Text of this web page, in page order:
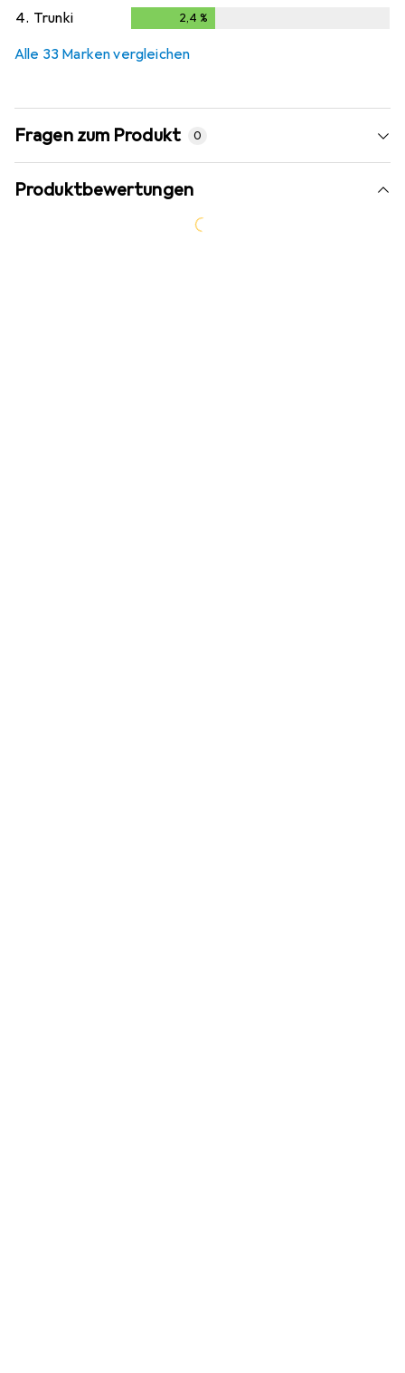
4. Trunki 2,4 %
Alle 33 Marken vergleichen
Fragen zum Produkt 0
Produktbewertungen